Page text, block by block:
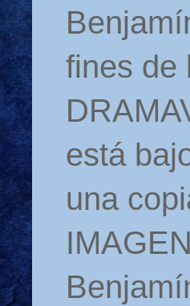
fines de
está
una